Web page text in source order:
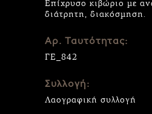
Επίχρυσο κιβώριο με
διάτρητη, διακόσμηση.
Αρ. Ταυτότητας:
ΓΕ_842
Συλλογή:
Λαογραφική συλλογή